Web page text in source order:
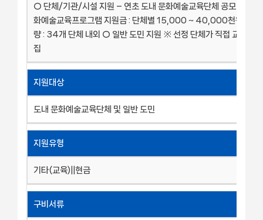
○ 단체/기관/시설 지원 – 연초 도내 문화예술교육단체 공모 및 선
화예술교육프로그램 지원금 : 단체별 15,000 ~ 40,000천원 지원
량 : 34개 단체 내외 ○ 일반 도민 지원 ※ 선정 단체가 직접 교육 참
집
지원대상
도내 문화예술교육단체 및 일반 도민
지원유형
기타(교육)||현금
구비서류